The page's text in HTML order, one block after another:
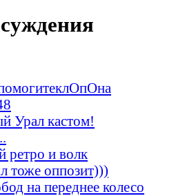
Урал кастом!
ретро и волк
тоже оппозит)))
на переднее колесо